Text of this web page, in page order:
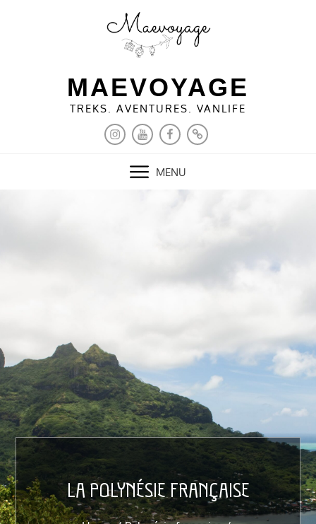
MAEVOYAGE
TREKS. AVENTURES. VANLIFE
INSTAGRAM
YOUTUBEFACEBOOKPINTEREST
MENU
LA POLYNÉSIE FRANÇAISE